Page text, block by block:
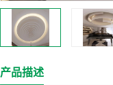
产品描述